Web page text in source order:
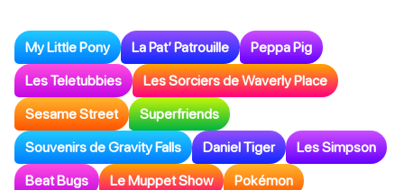
My Little Pony La Pat’ Patrouille Peppa Pig
Les Teletubbies Les Sorciers de Waverly Place
Sesame Street Superfriends
Souvenirs de Gravity Falls Daniel Tiger Les Simpson
Beat Bugs Le Muppet Show Pokémon